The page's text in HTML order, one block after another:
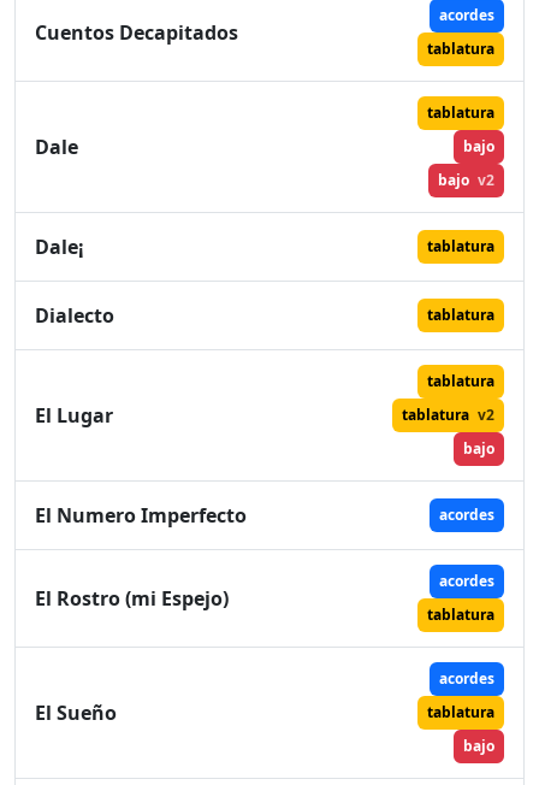
Cuentos Decapitados
acordes
tablatura
Dale
tablatura
bajo
bajo v2
Dale¡ tablatura
Dialecto tablatura
El Lugar
tablatura
tablatura v2
bajo
El Numero Imperfecto acordes
El Rostro (mi Espejo)
acordes
tablatura
El Sueño
acordes
tablatura
bajo